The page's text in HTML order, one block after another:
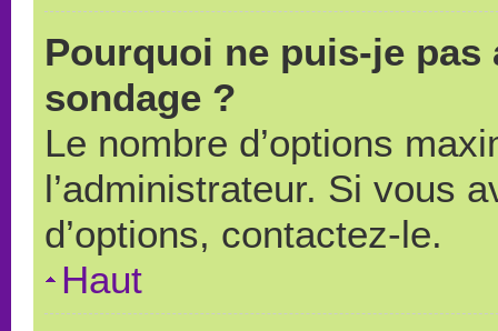
Pourquoi ne puis-je
sondage ?
Le nombre d’options
l’administrateur. Si vous
d’options, contactez-le.
Haut